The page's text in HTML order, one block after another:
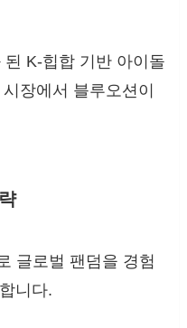
K-힙합 기반 아이돌
장에서 블루오션이
글로벌 팬덤을 경험
니다.